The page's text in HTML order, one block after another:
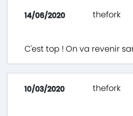
14/06/2020 thefork
C'est top ! On va revenir
10/03/2020 thefork